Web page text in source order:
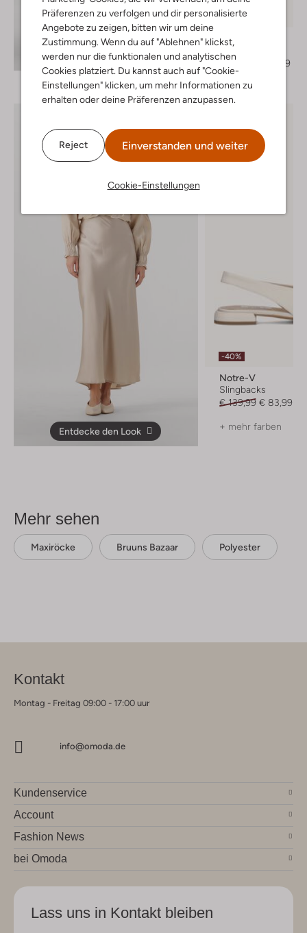
Präferenzen zu verfolgen und dir personalisierte
Angebote zu zeigen, bitten wir um deine
Zustimmung. Wenn du auf "Ablehnen" klickst,
werden nur die funktionalen und analytischen
Cookies platziert. Du kannst auch auf "Cookie-
Einstellungen" klicken, um mehr Informationen zu
erhalten oder deine Präferenzen anzupassen.
Reject Einverstanden und weiter
Cookie-Einstellungen
Entdecke den Look
Letzter Artikel
-60%
Notre-V
Mules
€ 129,99
€ 51,99
Entdecke den Look
-40%
Notre-V
Slingbacks
€ 139,99 € 83,99
+ mehr farben
Mehr sehen
Maxiröcke Bruuns Bazaar Polyester
Kontakt
Montag - Freitag 09:00 - 17:00 uur
info@omoda.de
Kundenservice
Account
Fashion News
bei Omoda
Lass uns in Kontakt bleiben